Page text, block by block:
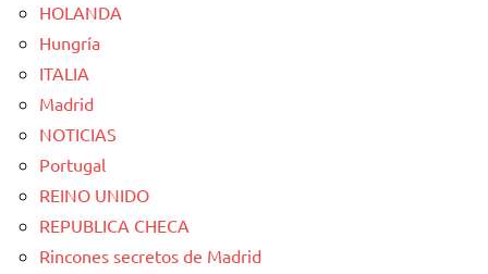
HOLANDA
Hungría
ITALIA
Madrid
NOTICIAS
Portugal
REINO UNIDO
REPUBLICA CHECA
Rincones secretos de Madrid